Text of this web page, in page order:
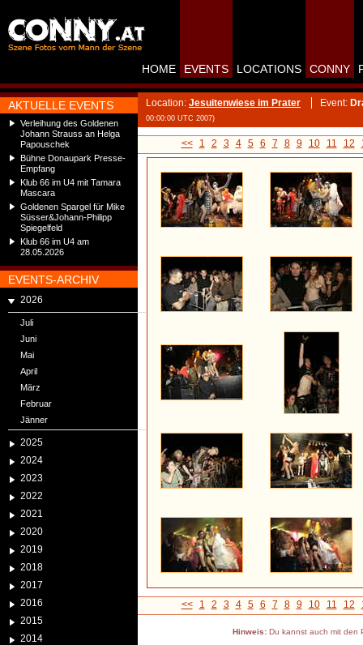
AKTUELLE EVENTS
Verleihung des Goldenen
Johann Strauss an Helga
Papouschek
Bühne Donaupark Presse-
Empfang
Klub 66 im U4 mit Tamara
Mascara
Goldenen Spargel für Mike
Süsser&Johann-Philipp
Spiegelfeld
Klub 66 im U4 am
28.05.2026
EVENTS-ARCHIV
2026
Juli
Juni
Mai
April
März
Februar
Jänner
2025
2024
2023
2022
2021
2020
2019
2018
2017
2016
2015
2014
HOME EVENTS LOCATIONS CONNY
Location: Jesuitenwiese im Prater Event:
00:00:00 UTC 2007)
<< 1 2 3 4 5 6 7 8 9 10 11 12
<< 1 2 3 4 5 6 7 8 9 10 11 12
Hinweis:Du kannst auch mit den